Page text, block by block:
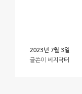
2023년 7월 3일
글쓴이 베지닥터